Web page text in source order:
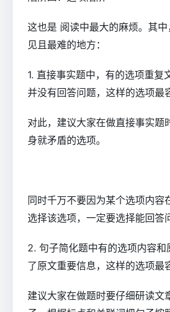
这也是 阅读中最大的麻烦。其
见且最难的地方：
1. 直接事实题中，有的选项重复
并没有回答问题，这样的选项最
对此，建议大家在做直接事实题
身就矛盾的选项。
同时千万不要因为某个选项内容
选择该选项，一定要选择能回答
2. 句子简化题中有的选项内容
了原文重要信息，这样的选项最
建议大家在做题时要仔细研读文